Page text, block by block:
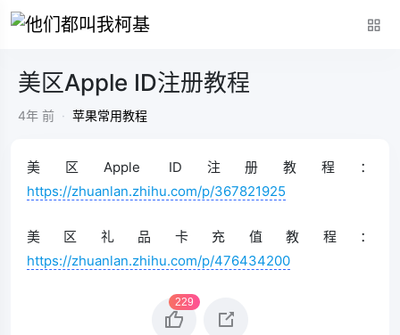
美区Apple ID注册教程
4年 前 · 苹果常用教程
美区Apple ID注册教程：
https://zhuanlan.zhihu.com/p/367821925
美区礼品卡充值教程：
https://zhuanlan.zhihu.com/p/476434200
229